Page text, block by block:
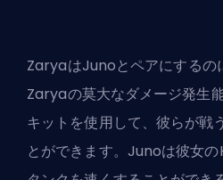
ZaryaはJunoとペアにするの
Zaryaの莫大なダメージ発生
キットを使用して、彼らが戦
とができます。Junoは彼女